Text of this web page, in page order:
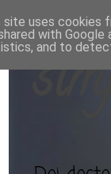
site uses cookies
with
and to